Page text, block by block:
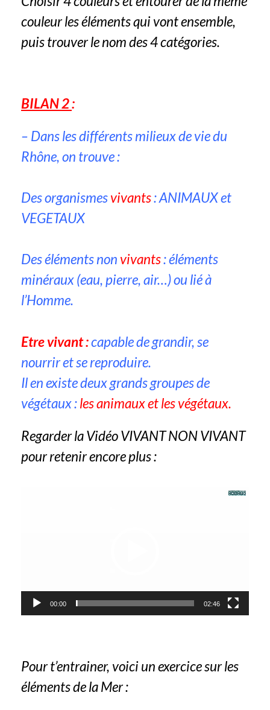
couleur les éléments qui vont ensemble,
puis trouver le nom des 4 catégories.
BILAN 2:
– Dans les différents milieux de vie du
Rhône, on trouve :
Des organismesvivants: ANIMAUX et
VEGETAUX
Des éléments non vivants: éléments
minéraux (eau, pierre, air…) ou lié à
l’Homme.
Etre vivant :capable de grandir, se
nourrir et se reproduire.
Il en existe deux grands groupes de
végétaux :les animaux et les végétaux.
Regarder la Vidéo VIVANT NON VIVANT
pour retenir encore plus :
00:00 02:46
Pour t’entrainer, voici un exercice sur les
éléments de la Mer :